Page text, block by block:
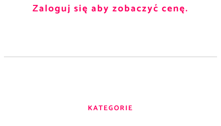
Zaloguj się aby zobaczyć cenę.
KATEGORIE